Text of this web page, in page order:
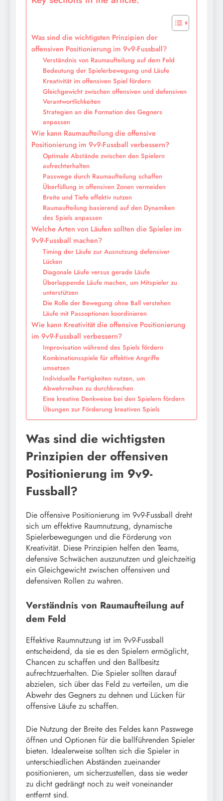
Was sind die wichtigsten Prinzipien der
offensiven Positionierung im 9v9-Fussball?
Verständnis von Raumaufteilung auf dem Feld
Bedeutung der Spielerbewegung und Läufe
Kreativität im offensiven Spiel fördern
Gleichgewicht zwischen offensiven und defensiven
Verantwortlichkeiten
Strategien an die Formation des Gegners
anpassen
Wie kann Raumaufteilung die offensive
Positionierung im 9v9-Fussball verbessern?
Optimale Abstände zwischen den Spielern
aufrechterhalten
Passwege durch Raumaufteilung schaffen
Überfüllung in offensiven Zonen vermeiden
Breite und Tiefe effektiv nutzen
Raumaufteilung basierend auf den Dynamiken
des Spiels anpassen
Welche Arten von Läufen sollten die Spieler im
9v9-Fussball machen?
Timing der Läufe zur Ausnutzung defensiver
Lücken
Diagonale Läufe versus gerade Läufe
Überlappende Läufe machen, um Mitspieler zu
unterstützen
Die Rolle der Bewegung ohne Ball verstehen
Läufe mit Passoptionen koordinieren
Wie kann Kreativität die offensive Positionierung
im 9v9-Fussball verbessern?
Improvisation während des Spiels fördern
Kombinationsspiele für effektive Angriffe
umsetzen
Individuelle Fertigkeiten nutzen, um
Abwehrreihen zu durchbrechen
Eine kreative Denkweise bei den Spielern fördern
Übungen zur Förderung kreativen Spiels
Was sind die wichtigsten
Prinzipien der offensiven
Positionierung im 9v9-
Fussball?
Die offensive Positionierung im 9v9-Fussball dreht
sich um effektive Raumnutzung, dynamische
Spielerbewegungen und die Förderung von
Kreativität. Diese Prinzipien helfen den Teams,
defensive Schwächen auszunutzen und gleichzeitig
ein Gleichgewicht zwischen offensiven und
defensiven Rollen zu wahren.
Verständnis von Raumaufteilung auf
dem Feld
Effektive Raumnutzung ist im 9v9-Fussball
entscheidend, da sie es den Spielern ermöglicht,
Chancen zu schaffen und den Ballbesitz
aufrechtzuerhalten. Die Spieler sollten darauf
abzielen, sich über das Feld zu verteilen, um die
Abwehr des Gegners zu dehnen und Lücken für
offensive Läufe zu schaffen.
Die Nutzung der Breite des Feldes kann Passwege
öffnen und Optionen für die ballführenden Spieler
bieten. Idealerweise sollten sich die Spieler in
unterschiedlichen Abständen zueinander
positionieren, um sicherzustellen, dass sie weder
zu dicht gedrängt noch zu weit voneinander
entfernt sind.